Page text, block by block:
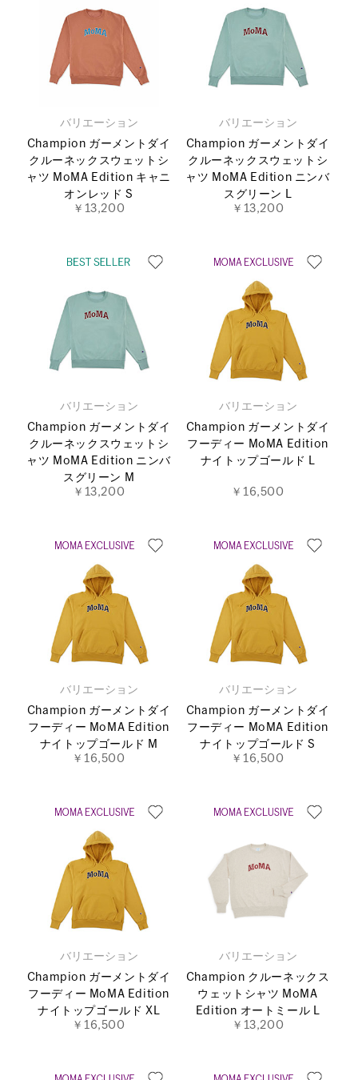
バリエーション
Champion ガーメントダイ
クルーネックスウェットシ
ャツ MoMA Edition キャニ
オンレッド S
￥13,200
バリエーション
Champion ガーメントダイ
クルーネックスウェットシ
ャツ MoMA Edition ニンバ
スグリーン L
￥13,200
バリエーション
Champion ガーメントダイ
クルーネックスウェットシ
ャツ MoMA Edition ニンバ
スグリーン M
￥13,200
バリエーション
Champion ガーメントダイ
フーディー MoMA Edition
ナイトップゴールド L
￥16,500
バリエーション
Champion ガーメントダイ
フーディー MoMA Edition
ナイトップゴールド M
￥16,500
バリエーション
Champion ガーメントダイ
フーディー MoMA Edition
ナイトップゴールド S
￥16,500
バリエーション
Champion ガーメントダイ
フーディー MoMA Edition
ナイトップゴールド XL
￥16,500
バリエーション
Champion クルーネックス
ウェットシャツ MoMA
Edition オートミール L
￥13,200